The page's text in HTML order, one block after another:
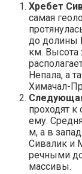
Хребет
самая
до долины
км. Высота
Непала, а
Химачал-
проходят к
ему.
м, а в
Сивалик и
речными
массивы.